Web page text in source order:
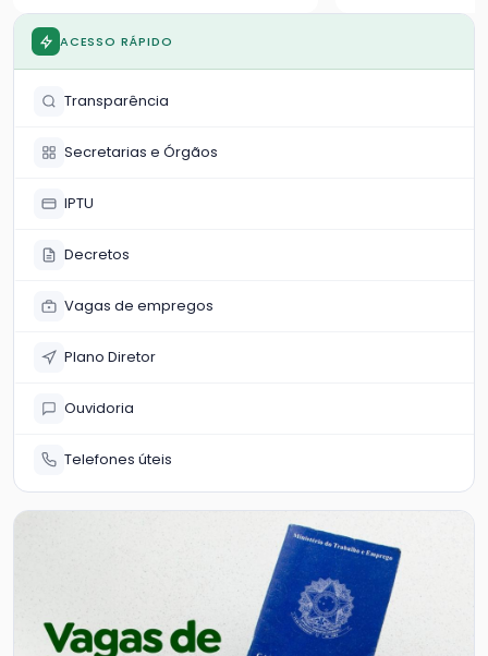
exemplo do que vive o mundo e a
maior parte dos estados
brasileiros, cresce
Goias, o número de casos co
semana, dia 17
ACESSO RÁPIDO
Transparência
Secretarias e Órgãos
IPTU
Decretos
Vagas de empregos
Plano Diretor
Ouvidoria
Telefones úteis